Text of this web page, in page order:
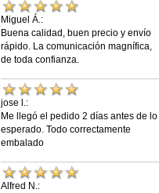
Miguel Á.:
Buena calidad, buen precio y envío
rápido. La comunicación magnífica,
de toda confianza.
jose l.:
Me llegó el pedido 2 días antes de lo
esperado. Todo correctamente
embalado
Alfred N.: